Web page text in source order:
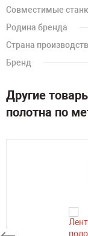
Совместимые
Родина бренда
Страна
Бренд
Другие
полотна по